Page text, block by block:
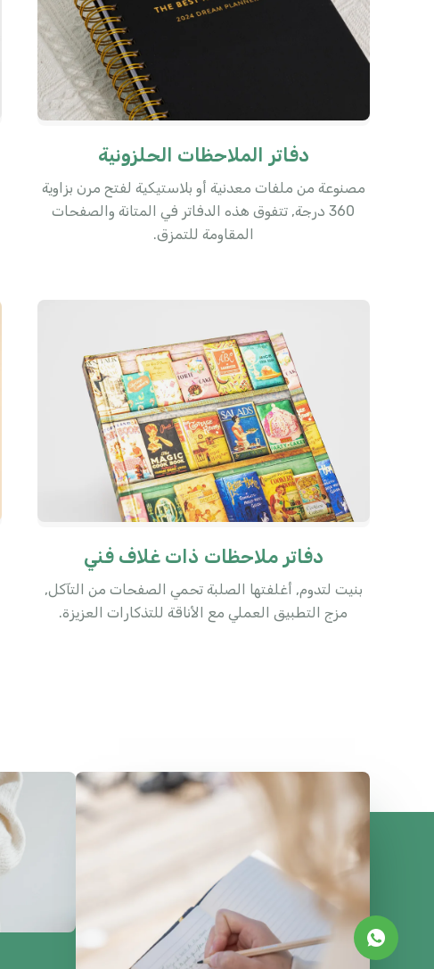
دفاتر الملاحظات الحلزونية
مصنوعة من ملفات معدنية أو بلاستيكية لفتح مرن بزاوية
360 درجة, تتفوق هذه الدفاتر في المتانة والصفحات
المقاومة للتمزق.
دفاتر ملاحظات ذات غلاف فني
بنيت لتدوم, أغلفتها الصلبة تحمي الصفحات من التآكل,
مزج التطبيق العملي مع الأناقة للتذكارات العزيزة.